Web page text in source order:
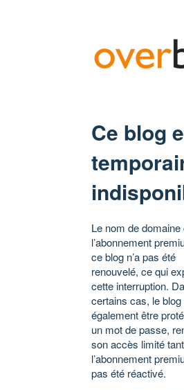
Ce blog
Le nom de domaine
l’abonnement
ce blog n’a pas été
renouvelé, ce qui
cette interruption.
certains cas, le blog
également être
un mot de passe,
son accès limité
l’abonnement
pas été réactivé.